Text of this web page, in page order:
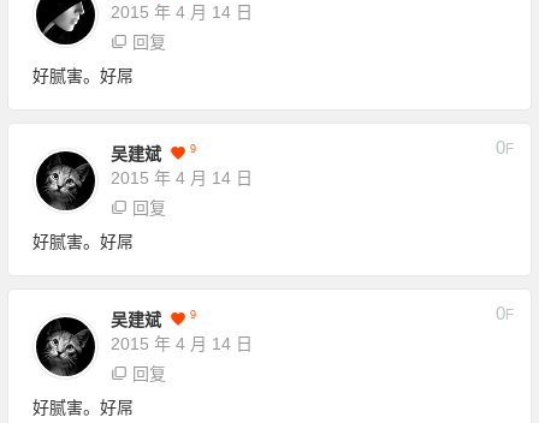
2015 年 4 月 14 日
回复
好腻害。好屌
吴建斌 9
2015 年 4 月 14 日
0F
回复
好腻害。好屌
吴建斌 9
2015 年 4 月 14 日
0F
回复
好腻害。好屌